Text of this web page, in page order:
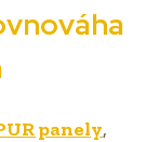
panely,